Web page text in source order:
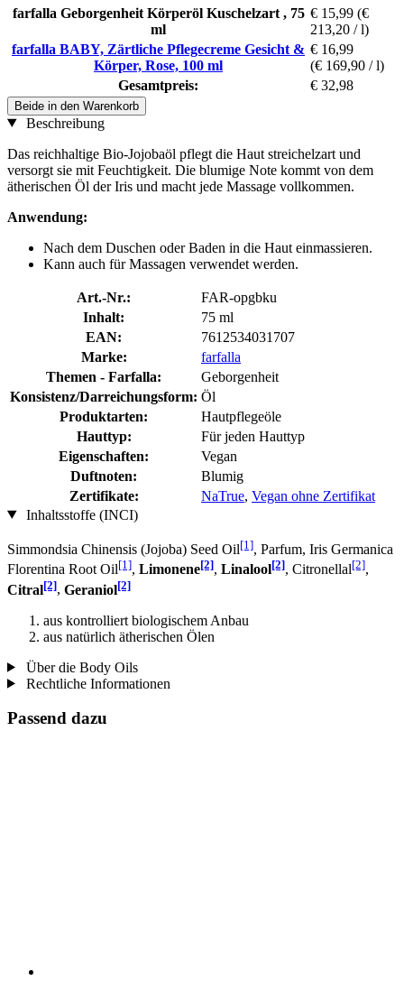
farfalla Geborgenheit Körperöl Kuschelzart , 75
ml
€ 15,99 (€
213,20 / l)
farfalla BABY, Zärtliche Pflegecreme Gesicht &
Körper, Rose, 100 ml
€ 16,99
(€ 169,90 / l)
Gesamtpreis:
€ 32,98
Beide in den Warenkorb
Beschreibung
Das reichhaltige Bio-Jojobaöl pflegt die Haut streichelzart und
versorgt sie mit Feuchtigkeit. Die blumige Note kommt von dem
ätherischen Öl der Iris und macht jede Massage vollkommen.
Anwendung:
Nach dem Duschen oder Baden in die Haut einmassieren.
Kann auch für Massagen verwendet werden.
Art.-Nr.:
FAR-opgbku
Inhalt:
75 ml
EAN:
7612534031707
Marke:
farfalla
Themen - Farfalla:
Geborgenheit
Konsistenz/Darreichungsform: Öl
Produktarten:
Hautpflegeöle
Hauttyp:
Für jeden Hauttyp
Eigenschaften:
Vegan
Duftnoten:
Blumig
Zertifikate:
NaTrue, Vegan ohne Zertifikat
Inhaltsstoffe (INCI)
Simmondsia Chinensis (Jojoba) Seed Oil[1], Parfum, Iris Germanica
Florentina Root Oil[1], Limonene[2], Linalool[2], Citronellal[2],
Citral[2], Geraniol[2]
aus kontrolliert biologischem Anbau
aus natürlich ätherischen Ölen
Über die Body Oils
Rechtliche Informationen
Passend dazu